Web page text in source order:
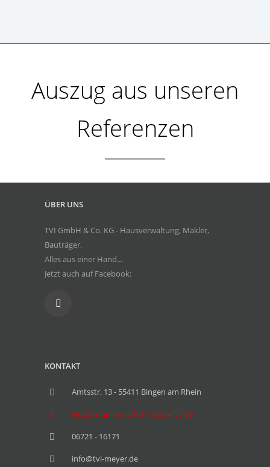
Auszug aus unseren
Referenzen
ÜBER UNS
TVI GmbH & Co. KG - Hausverwaltung, Makler,
Bauträger.
Alles aus einer Hand...
Jetzt auch auf Facebook:
KONTAKT
Amtsstr. 13 - 55411 Bingen am Rhein
Notfallnummer: 0151 - 58 54 57 06
06721 - 16171
info@tvi-meyer.de